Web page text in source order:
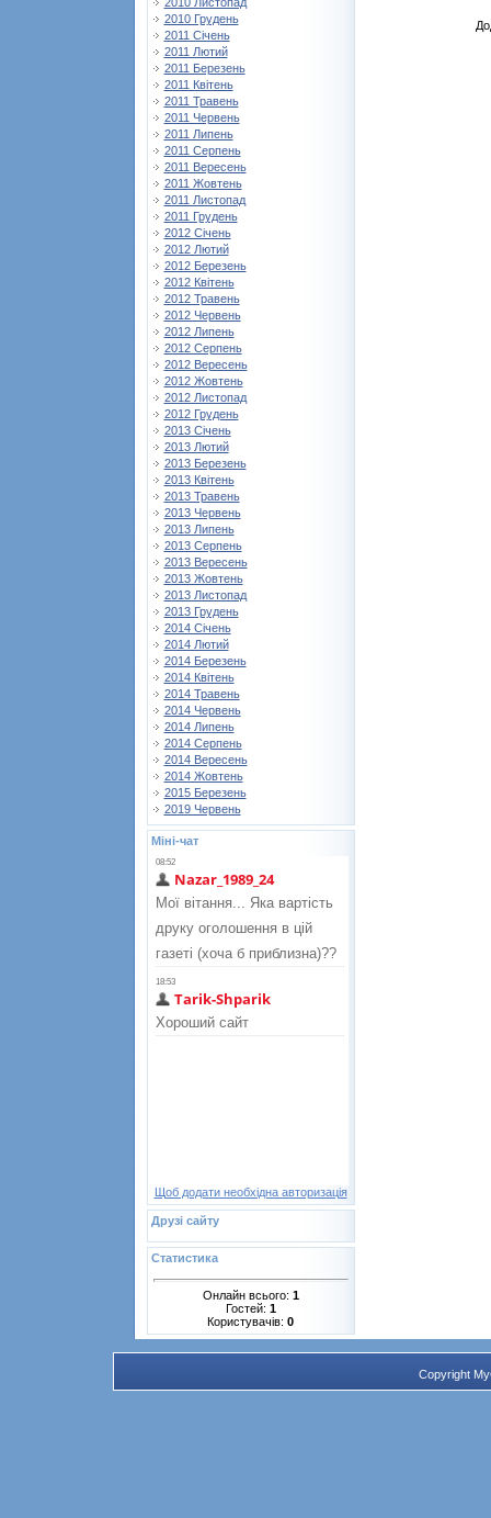
2010 Грудень
2011 Січень
2011 Лютий
2011 Березень
2011 Квітень
2011 Травень
2011 Червень
2011 Липень
2011 Серпень
2011 Вересень
2011 Жовтень
2011 Листопад
2011 Грудень
2012 Січень
2012 Лютий
2012 Березень
2012 Квітень
2012 Травень
2012 Червень
2012 Липень
2012 Серпень
2012 Вересень
2012 Жовтень
2012 Листопад
2012 Грудень
2013 Січень
2013 Лютий
2013 Березень
2013 Квітень
2013 Травень
2013 Червень
2013 Липень
2013 Серпень
2013 Вересень
2013 Жовтень
2013 Листопад
2013 Грудень
2014 Січень
2014 Лютий
2014 Березень
2014 Квітень
2014 Травень
2014 Червень
2014 Липень
2014 Серпень
2014 Вересень
2014 Жовтень
2015 Березень
2019 Червень
Міні-чат
Щоб додати необхідна авторизація
Друзі сайту
Статистика
Онлайн всього: 1
Гостей: 1
Користувачів: 0
Copyright